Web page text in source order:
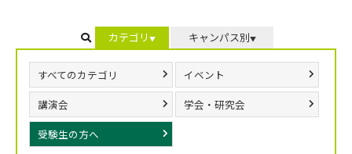
カテゴリ キャンパス別
すべてのカテゴリ
イベント
講演会
学会・研究会
受験生の方へ